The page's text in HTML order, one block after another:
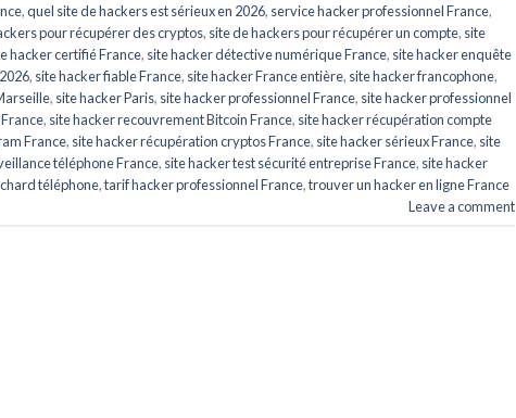
,quel site de hackers est sérieux en 2026, service hacker professionnel France,
pour récupérer des cryptos, site de hackers pour récupérer un compte, site
hacker certifié France, site hacker détective numérique France, site hacker enquête
, site hacker fiable France, site hacker France entière, site hacker francophone,
, site hacker Paris, site hacker professionnel France, site hacker professionnel
, site hacker recouvrement Bitcoin France, site hacker récupération compte
France, site hacker récupération cryptos France, site hacker sérieux France, site
téléphone France, site hacker test sécurité entreprise France, site hacker
téléphone,tarif hacker professionnel France,trouver un hacker en ligne France
Leave a comment